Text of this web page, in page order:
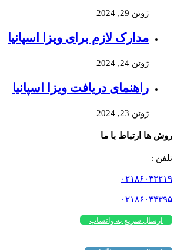
ژوئن 29, 2024
مدارک لازم برای ویزا اسپانیا
ژوئن 24, 2024
راهنمای دریافت ویزا اسپانیا
ژوئن 23, 2024
روش ها ارتباط با ما
تلفن :
۰۲۱۸۶۰۴۳۲۱۹
۰۲۱۸۶۰۴۴۳۹۵
ارسال سریع به واتساپ